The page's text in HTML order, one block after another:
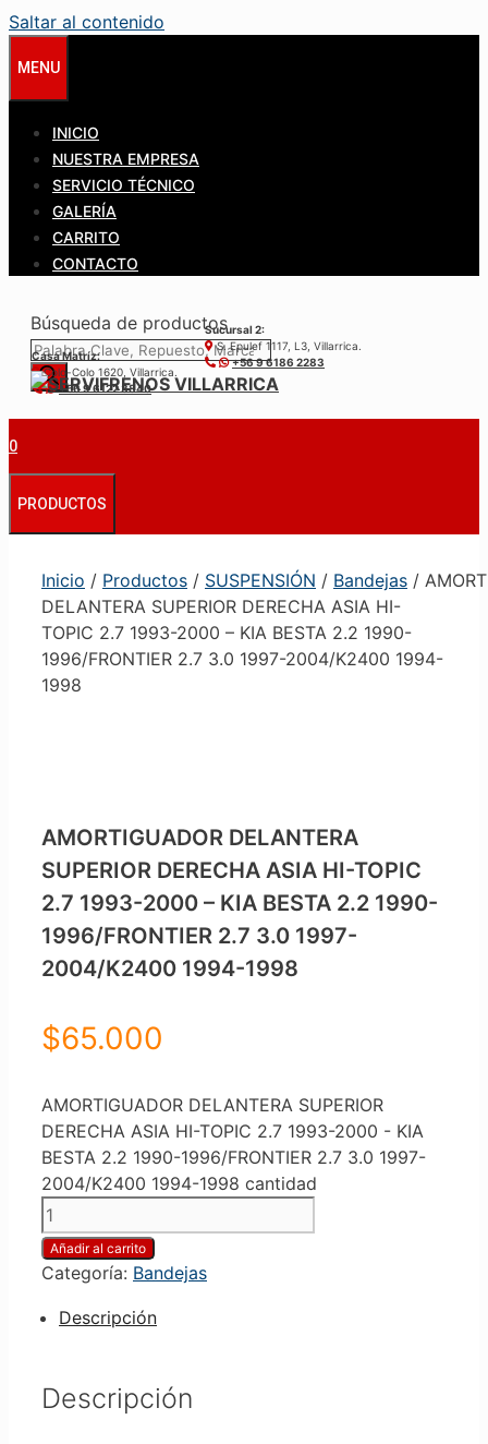
Saltar al contenido
MENU
INICIO
NUESTRA EMPRESA
SERVICIO TÉCNICO
GALERÍA
CARRITO
CONTACTO
Búsqueda de productos
Casa Matríz:
Colo-Colo 1620, Villarrica.
+56 9 6122 3840
Sucursal 2:
S. Epulef 1117, L3, Villarrica.
+56 9 6186 2283
0
PRODUCTOS
Inicio / Productos / SUSPENSIÓN / Bandejas /
DELANTERA SUPERIOR DERECHA ASIA HI-
TOPIC 2.7 1993-2000 – KIA BESTA 2.2 1990-
1996/FRONTIER 2.7 3.0 1997-2004/K2400 1994-
1998
AMORTIGUADOR DELANTERA
SUPERIOR DERECHA ASIA HI-TOPIC
2.7 1993-2000 – KIA BESTA 2.2 1990-
1996/FRONTIER 2.7 3.0 1997-
2004/K2400 1994-1998
$65.000
AMORTIGUADOR DELANTERA SUPERIOR
DERECHA ASIA HI-TOPIC 2.7 1993-2000 - KIA
BESTA 2.2 1990-1996/FRONTIER 2.7 3.0 1997-
2004/K2400 1994-1998 cantidad
Añadir al carrito
Categoría: Bandejas
Descripción
Descripción